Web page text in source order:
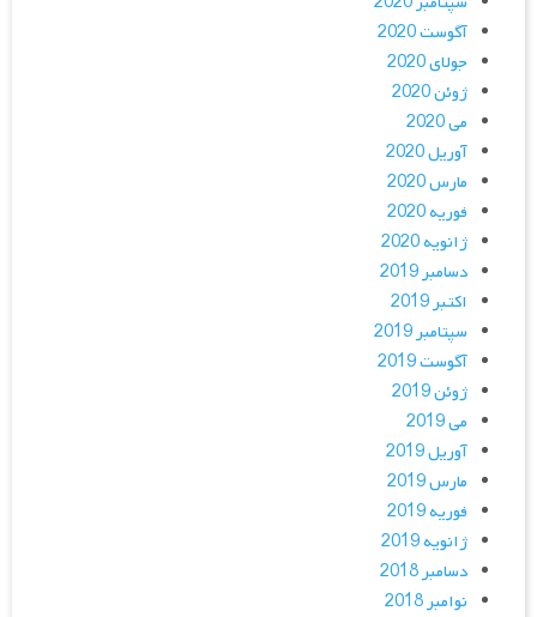
آگوست 2020
جولای 2020
ژوئن 2020
می 2020
آوریل 2020
مارس 2020
فوریه 2020
ژانویه 2020
دسامبر 2019
اکتبر 2019
سپتامبر 2019
آگوست 2019
ژوئن 2019
می 2019
آوریل 2019
مارس 2019
فوریه 2019
ژانویه 2019
دسامبر 2018
نوامبر 2018